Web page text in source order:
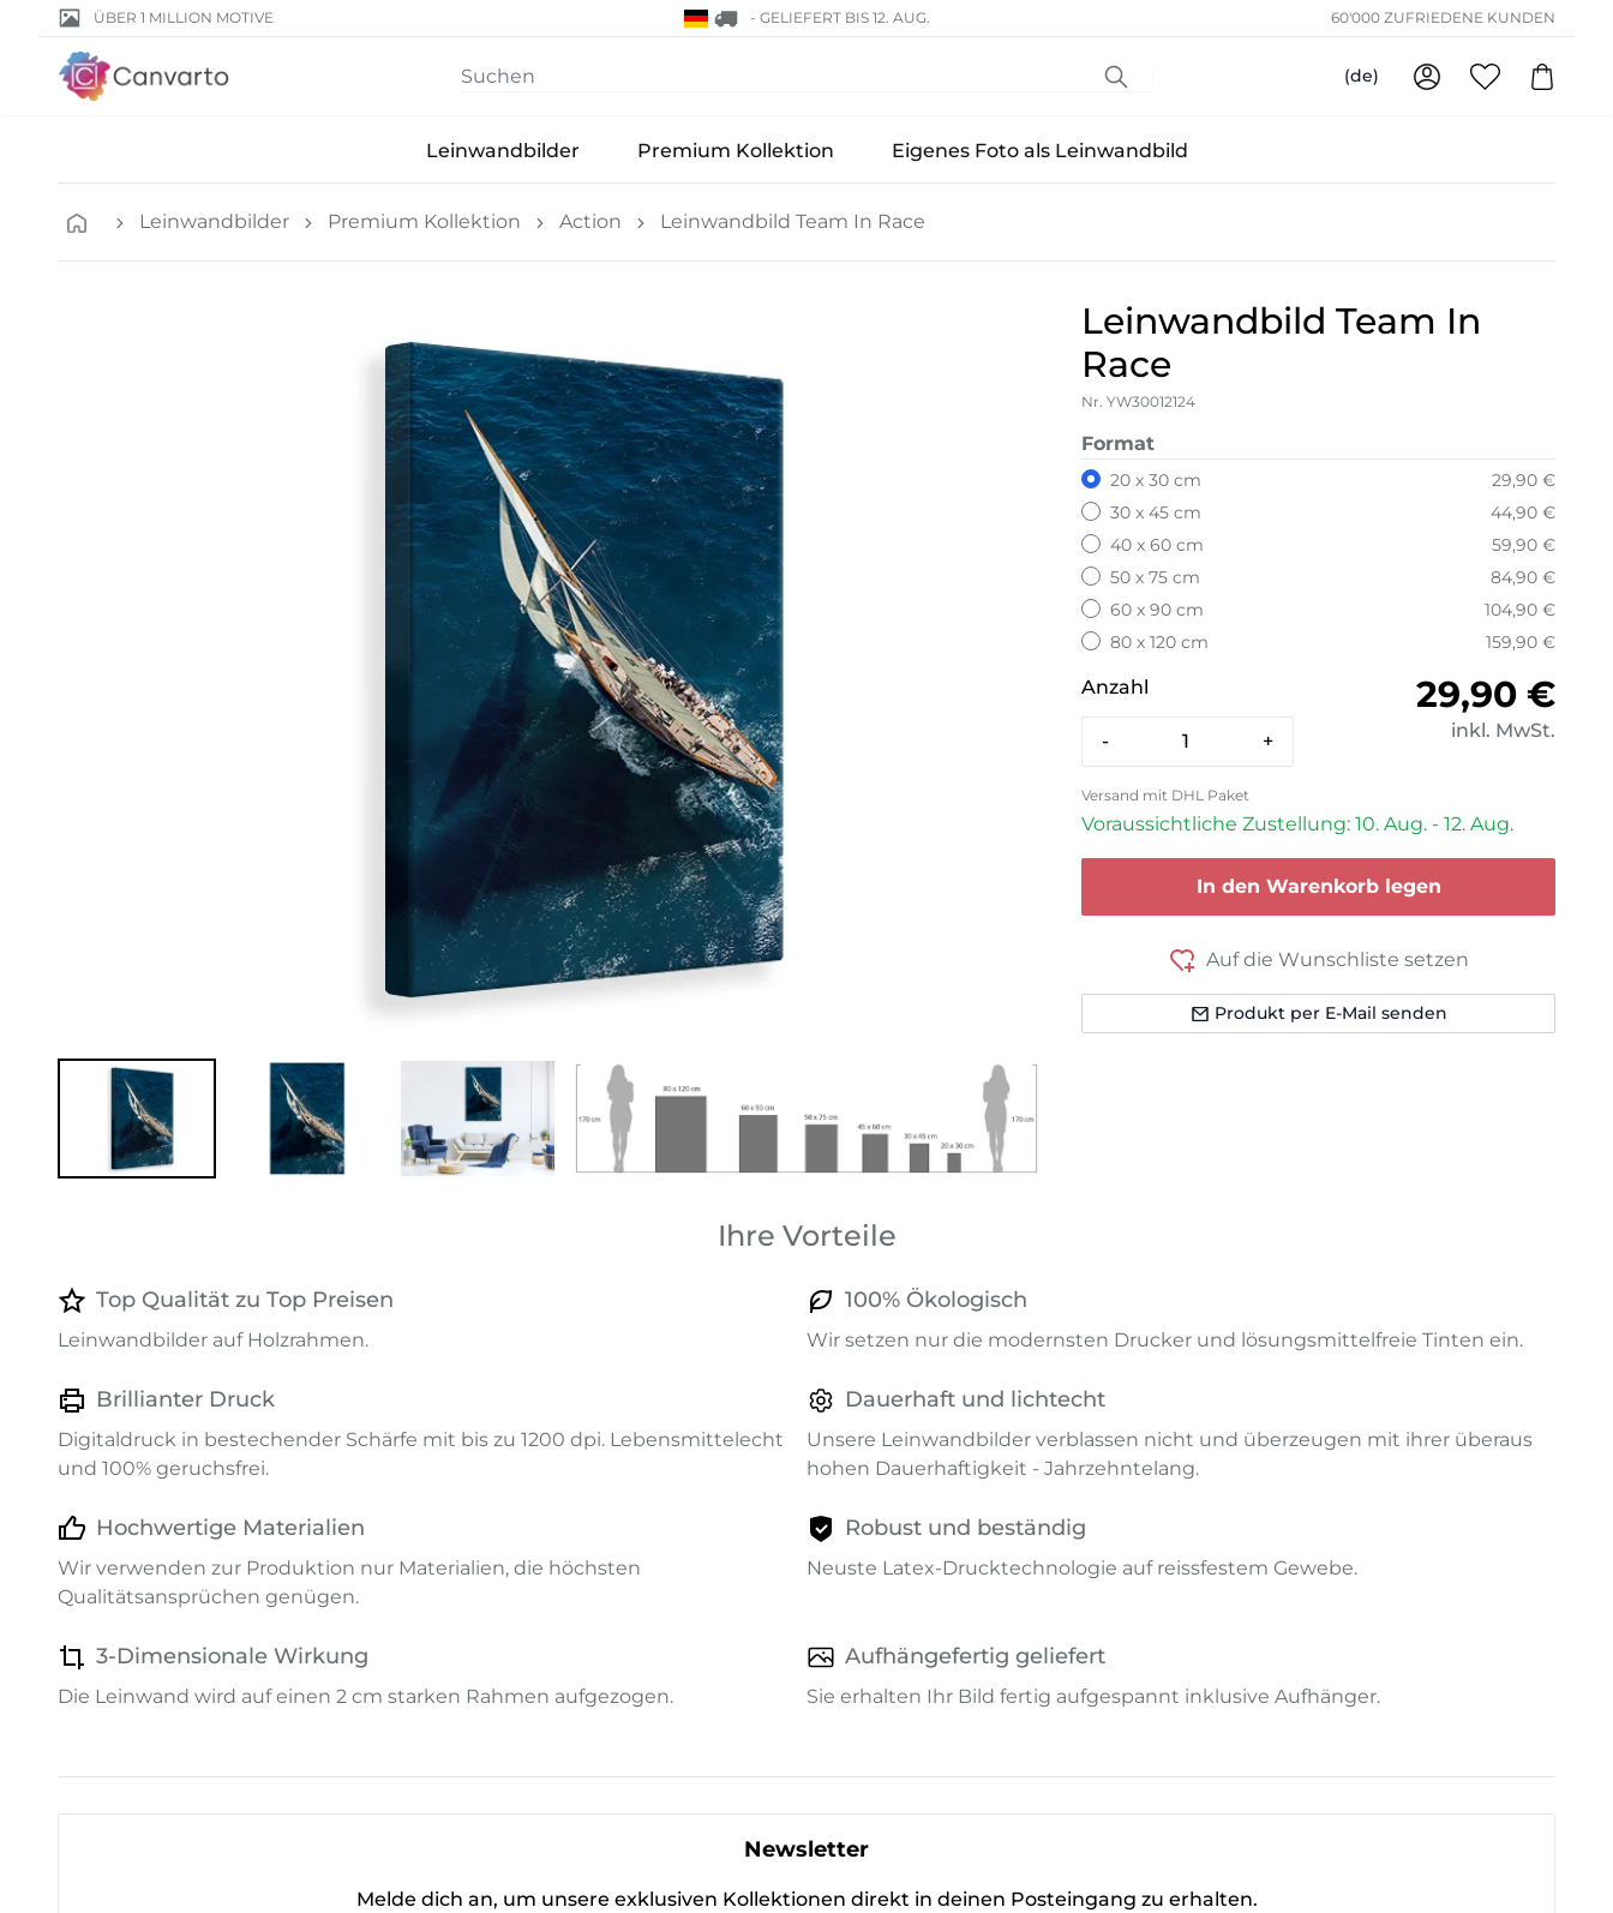
ÜBER 1 MILLION MOTIVE - GELIEFERT BIS 12. AUG. 60'000 ZUFRIEDENE KUNDEN
(de)
Leinwandbilder Premium Kollektion Eigenes Foto als Leinwandbild
Leinwandbilder Premium Kollektion Action Leinwandbild Team In Race
Leinwandbild Team In
Race
Nr. YW30012124
Format
20 x 30 cm
29,90 €
30 x 45 cm
44,90 €
40 x 60 cm
59,90 €
50 x 75 cm
84,90 €
60 x 90 cm
104,90 €
80 x 120 cm
159,90 €
Anzahl
- +
Normaler
29,90 €
inkl. MwSt.
Versand mit DHL Paket
Voraussichtliche Zustellung: 10. Aug. - 12. Aug.
In den Warenkorb legen
Auf die Wunschliste setzen
Produkt per E-Mail senden
Ihre Vorteile
Top Qualität zu Top Preisen
Leinwandbilder auf Holzrahmen.
100% Ökologisch
Wir setzen nur die modernsten Drucker und lösungsmittelfreie Tinten ein.
Brillianter Druck
Digitaldruck in bestechender Schärfe mit bis zu 1200 dpi. Lebensmittelecht
und 100% geruchsfrei.
Dauerhaft und lichtecht
Unsere Leinwandbilder verblassen nicht und überzeugen mit ihrer überaus
hohen Dauerhaftigkeit - Jahrzehntelang.
Hochwertige Materialien
Wir verwenden zur Produktion nur Materialien, die höchsten
Qualitätsansprüchen genügen.
Robust und beständig
Neuste Latex-Drucktechnologie auf reissfestem Gewebe.
3-Dimensionale Wirkung
Die Leinwand wird auf einen 2 cm starken Rahmen aufgezogen.
Aufhängefertig geliefert
Sie erhalten Ihr Bild fertig aufgespannt inklusive Aufhänger.
Newsletter
Melde dich an, um unsere exklusiven Kollektionen direkt in deinen Posteingang zu erhalten.